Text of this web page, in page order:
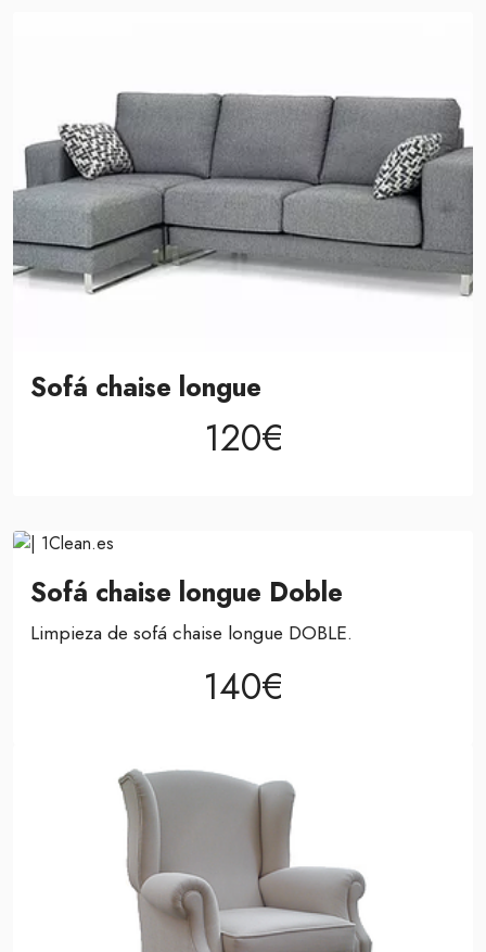
Sofá chaise longue
120€
Sofá chaise longue Doble
Limpieza de sofá chaise longue DOBLE.
140€